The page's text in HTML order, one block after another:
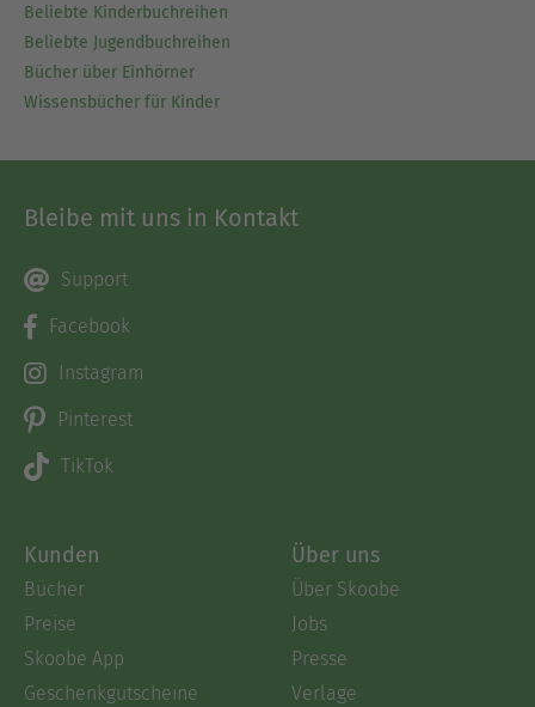
Beliebte Kinderbuchreihen
Beliebte Jugendbuchreihen
Bücher über Einhörner
Wissensbücher für Kinder
Bleibe mit uns in Kontakt
Support
Facebook
Instagram
Pinterest
TikTok
Kunden
Bücher
Preise
Skoobe App
Geschenkgutscheine
Über uns
Über Skoobe
Jobs
Presse
Verlage